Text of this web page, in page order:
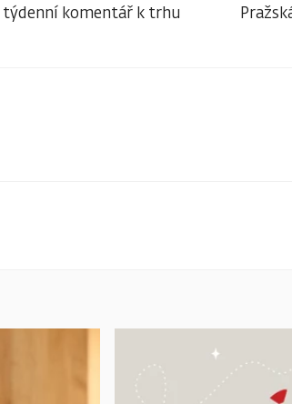
týdenní komentář k trhu